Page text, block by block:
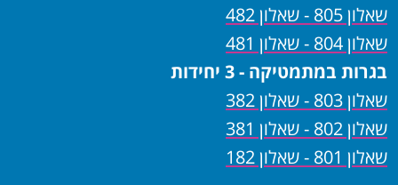
שאלון 805 - שאלון 482
שאלון 804 - שאלון 481
בגרות במתמטיקה - 3 יחידות
שאלון 803 - שאלון 382
שאלון 802 - שאלון 381
שאלון 801 - שאלון 182